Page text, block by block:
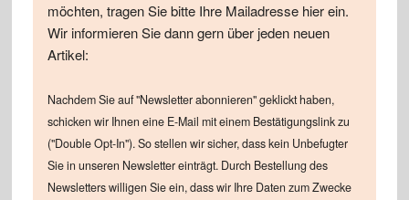
möchten, tragen Sie bitte Ihre Mailadresse hier ein.
Wir informieren Sie dann gern über jeden neuen
Artikel:
Nachdem Sie auf "Newsletter abonnieren" geklickt haben,
schicken wir Ihnen eine E-Mail mit einem Bestätigungslink zu
("Double Opt-In"). So stellen wir sicher, dass kein Unbefugter
Sie in unseren Newsletter einträgt. Durch Bestellung des
Newsletters willigen Sie ein, dass wir Ihre Daten zum Zwecke